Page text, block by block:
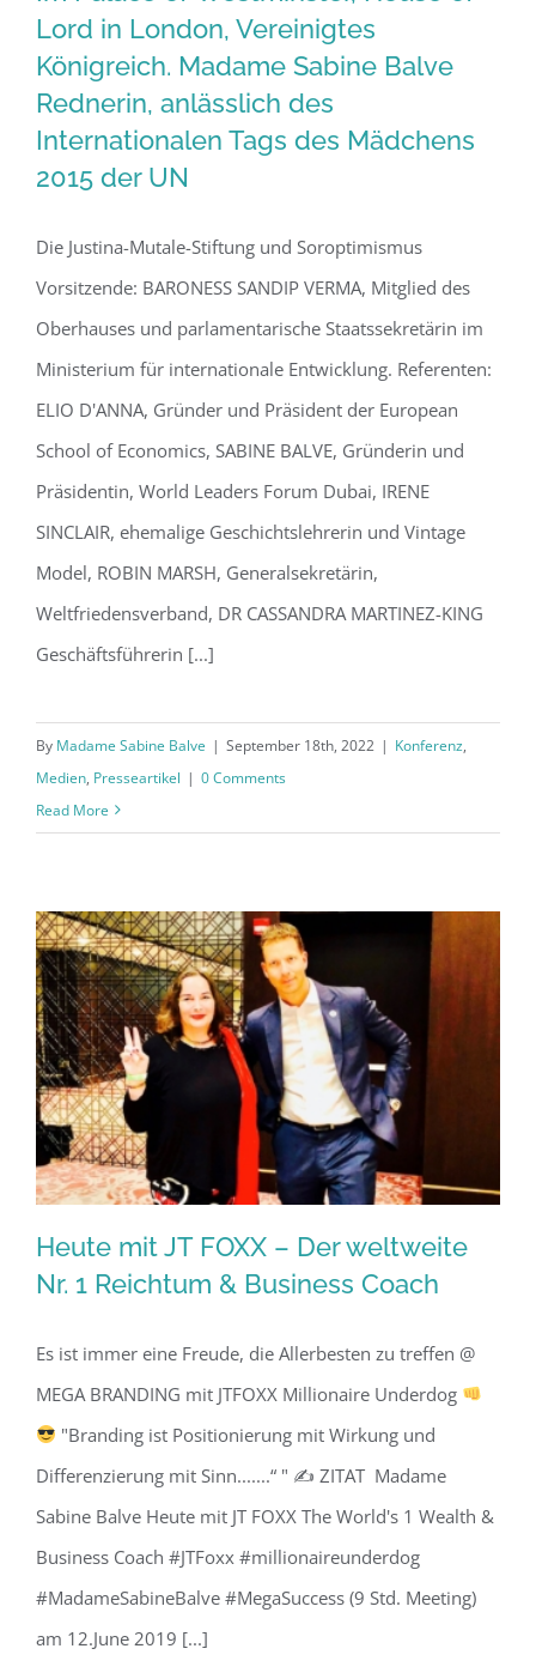
Im Palace of Westminster, House of
Lord in London, Vereinigtes
Königreich. Madame Sabine Balve
Rednerin, anlässlich des
Internationalen Tags des Mädchens
2015 der UN
Lord in London, Vereinigtes
Königreich. Madame Sabine Balve
Rednerin, anlässlich des
Internationalen Tags des Mädchens
2015 der UN
Die Justina-Mutale-Stiftung und Soroptimismus
Vorsitzende: BARONESS SANDIP VERMA, Mitglied des
Oberhauses und parlamentarische Staatssekretärin im
Ministerium für internationale Entwicklung. Referenten:
ELIO D'ANNA, Gründer und Präsident der European
School of Economics, SABINE BALVE, Gründerin und
Präsidentin, World Leaders Forum Dubai, IRENE
SINCLAIR, ehemalige Geschichtslehrerin und Vintage
Model, ROBIN MARSH, Generalsekretärin,
Weltfriedensverband, DR CASSANDRA MARTINEZ-KING
Geschäftsführerin [...]
By Madame Sabine Balve | September 18th, 2022 | Konferenz,
Medien, Presseartikel | 0 Comments
Read More
Heute mit JT FOXX – Der weltweite Nr.
1 Reichtum & Business Coach
Heute mit JT FOXX – Der weltweite
Nr. 1 Reichtum & Business Coach
Es ist immer eine Freude, die Allerbesten zu treffen @
MEGA BRANDING mit JTFOXX Millionaire Underdog
"Branding ist Positionierung mit Wirkung und
Differenzierung mit Sinn.......“ " ✍ ZITAT Madame
Sabine Balve Heute mit JT FOXX The World's 1 Wealth &
Business Coach #JTFoxx #millionaireunderdog
#MadameSabineBalve #MegaSuccess (9 Std. Meeting)
am 12.June 2019 [...]